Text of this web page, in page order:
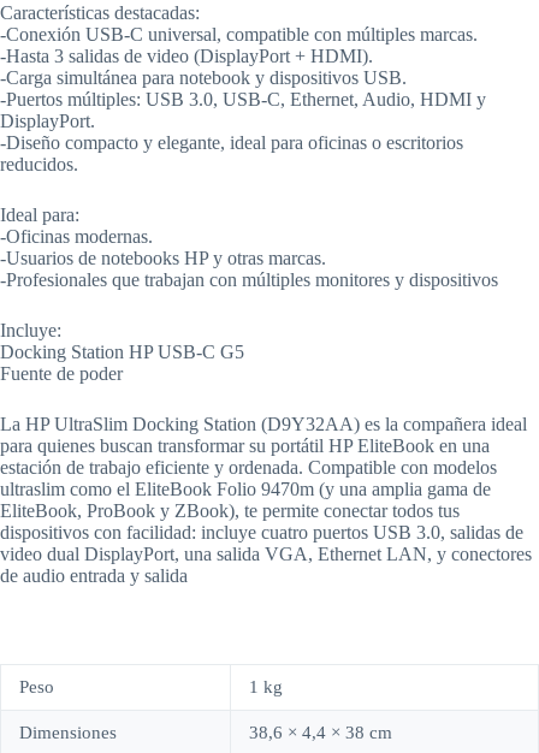
Características destacadas:
-Conexión USB-C universal, compatible con múltiples marcas.
-Hasta 3 salidas de video (DisplayPort + HDMI).
-Carga simultánea para notebook y dispositivos USB.
-Puertos múltiples: USB 3.0, USB-C, Ethernet, Audio, HDMI y
DisplayPort.
-Diseño compacto y elegante, ideal para oficinas o escritorios
reducidos.
Ideal para:
-Oficinas modernas.
-Usuarios de notebooks HP y otras marcas.
-Profesionales que trabajan con múltiples monitores y dispositivos
Incluye:
Docking Station HP USB-C G5
Fuente de poder
La HP UltraSlim Docking Station (D9Y32AA) es la compañera ideal
para quienes buscan transformar su portátil HP EliteBook en una
estación de trabajo eficiente y ordenada. Compatible con modelos
ultraslim como el EliteBook Folio 9470m (y una amplia gama de
EliteBook, ProBook y ZBook), te permite conectar todos tus
dispositivos con facilidad: incluye cuatro puertos USB 3.0, salidas de
video dual DisplayPort, una salida VGA, Ethernet LAN, y conectores
de audio entrada y salida
Peso 1 kg
Dimensiones 38,6 × 4,4 × 38 cm